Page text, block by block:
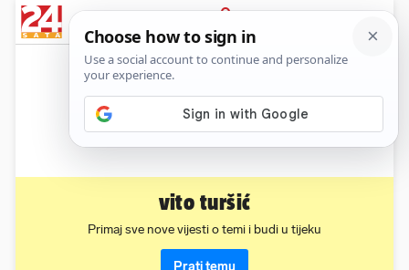
PRIJAVA
News
vito turšić
Primaj sve nove vijesti o temi i budi u tijeku
Prati temu